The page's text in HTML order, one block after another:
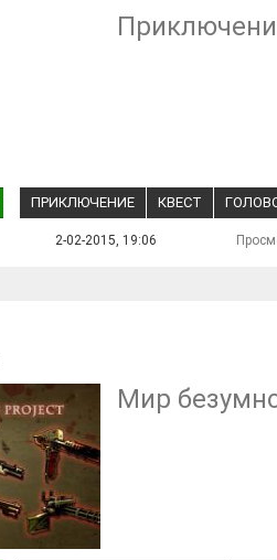
ПРИКЛЮЧЕНИЕ КВЕСТ
2-02-2015, 19:06
Мир